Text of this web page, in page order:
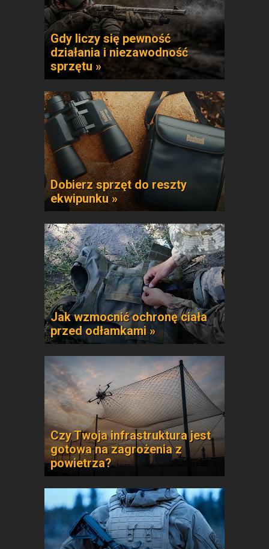
Gdy liczy się pewność
działania i niezawodność
sprzętu »
Dobierz sprzęt do reszty
ekwipunku »
Jak wzmocnić ochronę ciała
przed odłamkami »
Czy Twoja infrastruktura jest
gotowa na zagrożenia z
powietrza?